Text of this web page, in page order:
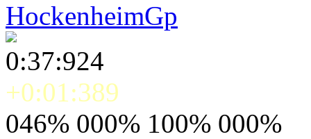
HockenheimGp
0:37:924
+0:01:389
046% 000% 100% 000%